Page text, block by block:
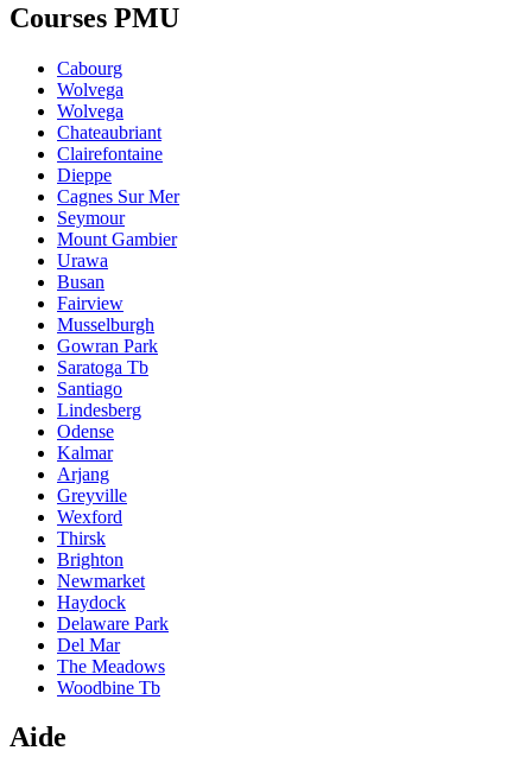
Courses PMU
Cabourg
Wolvega
Wolvega
Chateaubriant
Clairefontaine
Dieppe
Cagnes Sur Mer
Seymour
Mount Gambier
Urawa
Busan
Fairview
Musselburgh
Gowran Park
Saratoga Tb
Santiago
Lindesberg
Odense
Kalmar
Arjang
Greyville
Wexford
Thirsk
Brighton
Newmarket
Haydock
Delaware Park
Del Mar
The Meadows
Woodbine Tb
Aide